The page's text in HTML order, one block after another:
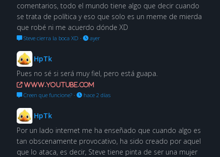
comentarios, todo el mundo tiene algo que decir cuando
se trata de política y eso que solo es un meme de mierda
que robé ni me acuerdo dónde XD
Steve cierra la boca XD · ayer
HpTk
Pues no sé si será muy fiel, pero está guapa.
www.youtube.com
Creen que funcione?· hace 2 días
HpTk
Por un lado internet me ha enseñado que cuando algo es
tan obscenamente provocativo, ha sido creado por aquel
que lo ataca, es decir, Steve tiene pinta de ser una mujer